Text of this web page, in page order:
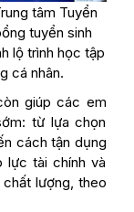
tâm Tuyển
tuyển sinh
lộ trình học tập
cá nhân.
giúp các em
từ lựa chọn
cách tận dụng
lực tài chính và
lượng, theo